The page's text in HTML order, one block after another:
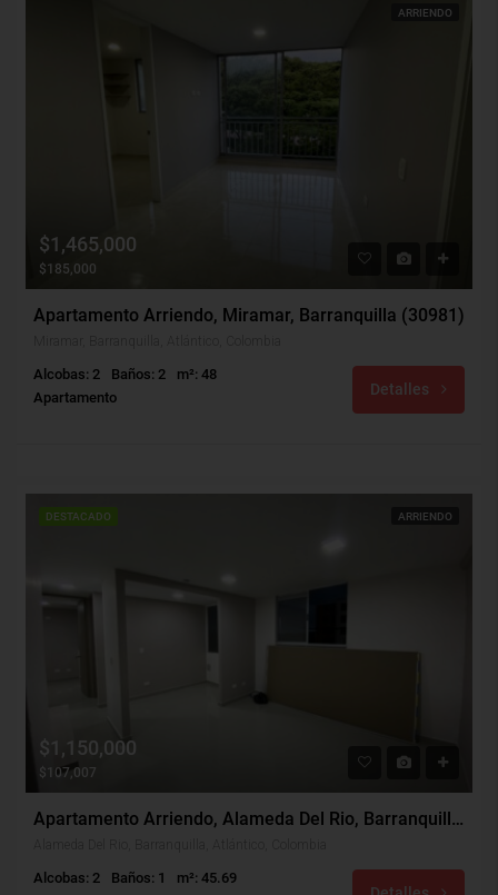
ARRIENDO
$1,465,000
$185,000
Apartamento Arriendo, Miramar, Barranquilla (30981)
Alcobas: 2 Baños: 2
m²: 48
Apartamento
Detalles
DESTACADO ARRIENDO
$1,150,000
$107,007
Apartamento Arriendo, Alameda Del Rio, Barranquilla (30311)
Alcobas: 2 Baños: 1
m²: 45.69